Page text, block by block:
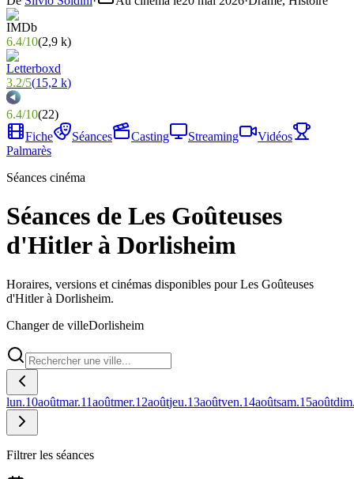
6.4/10(2,9 k)
3.2/5(15,2 k)
6.4/10(22)
Fiche
Séances Casting Streaming
Vidéos
Palmarès
Séances cinéma
Séances de Les Goûteuses
d'Hitler à Dorlisheim
Horaires, versions et cinémas disponibles pour Les Goûteuses
d'Hitler à Dorlisheim.
Changer de villeDorlisheim
lun.10aoûtmar.11aoûtmer.12aoûtjeu.13aoûtven.14aoûtsam.15août
Filtrer les séances